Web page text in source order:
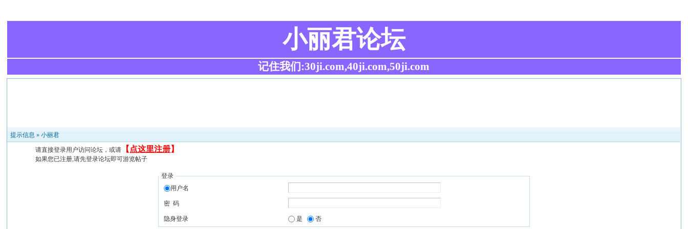
小丽君论坛
记住我们:30ji.com,40ji.com,50ji.com
提示信息 »小丽君
请直接登录用户访问论坛，或请 【 点这里注册】
如果您已注册,请先登录论坛即可游览帖子
登录
用户名
密 码
隐身登录 是 否